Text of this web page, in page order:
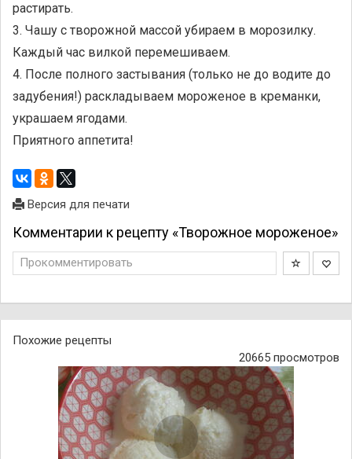
растирать.
3. Чашу с творожной массой убираем в морозилку.
Каждый час вилкой перемешиваем.
4. После полного застывания (только не до водите до
задубения!) раскладываем мороженое в креманки,
украшаем ягодами.
Приятного аппетита!
Версия для печати
Комментарии к рецепту «Творожное мороженое»
Прокомментировать
Похожие рецепты
20665 просмотров